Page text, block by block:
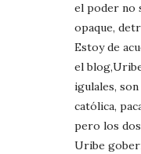
el poder no
opaque,
Estoy de
el
igulales,
católica,
pero los
Uribe